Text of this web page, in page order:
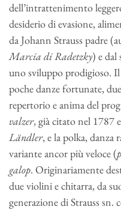
dell’intrattenimento
desiderio di evasione,
da Johann Strauss padre
Marcia di Radetzky) e dal
uno sviluppo prodigioso.
poche danze fortunate,
repertorio e anima del
valzer, già citato nel 1787
Ländler, e la polka, danza
variante ancor più veloce (
galop. Originariamente
due violini e chitarra, da
generazione di Strauss sn.